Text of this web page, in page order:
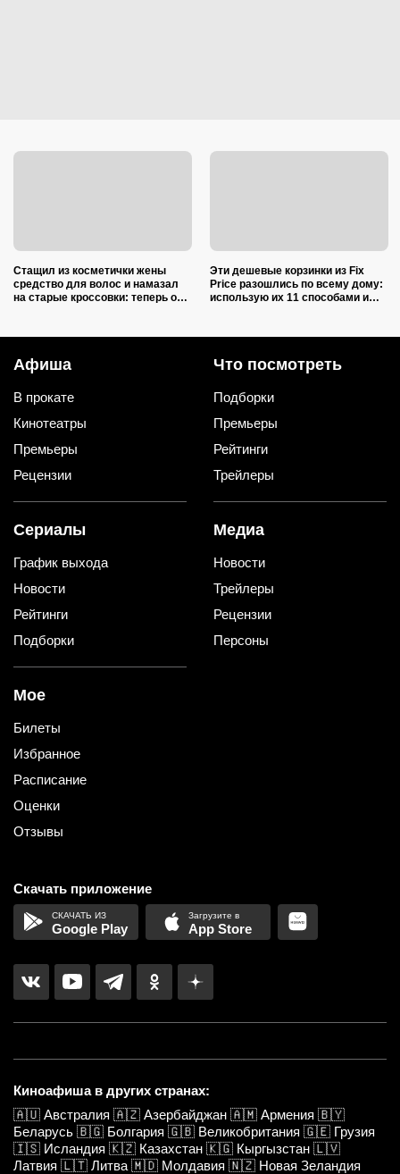
Стащил из косметички жены
средство для волос и намазал
на старые кроссовки: теперь они
Эти дешевые корзинки из Fix
Price разошлись по всему дому:
использую их 11 способами и
Афиша
В прокате
Кинотеатры
Премьеры
Рецензии
Что посмотреть
Подборки
Премьеры
Рейтинги
Трейлеры
Сериалы
График выхода
Новости
Рейтинги
Подборки
Медиа
Новости
Трейлеры
Рецензии
Персоны
Мое
Билеты
Избранное
Расписание
Оценки
Отзывы
Скачать приложение
Google Play App Store
Киноафиша в других странах:
🇦🇺 Австралия 🇦🇿 Азербайджан 🇦🇲 Армения 🇧🇾
Беларусь 🇧🇬 Болгария 🇬🇧 Великобритания 🇬🇪 Грузия
🇮🇸 Исландия 🇰🇿 Казахстан 🇰🇬 Кыргызстан 🇱🇻
Латвия 🇱🇹 Литва 🇲🇩 Молдавия 🇳🇿 Новая Зеландия